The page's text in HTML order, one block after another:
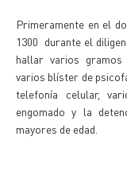
Primeramente en el
1300 durante el
hallar varios gramos
varios blíster de
telefonía celular,
engomado y la
mayores de edad.